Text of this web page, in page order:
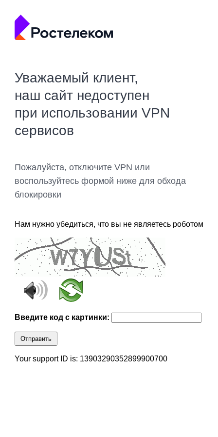
Уважаемый клиент,
наш сайт недоступен
при использовании VPN
сервисов
Пожалуйста, отключите VPN или
воспользуйтесь формой ниже для обхода
блокировки
Нам нужно убедиться, что вы не являетесь роботом
Введите код с картинки:
Отправить
Your support ID is: 13903290352899900700